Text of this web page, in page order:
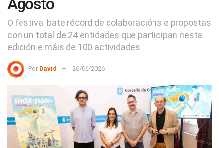
Agosto
O festival bate récord de colaboracións e propostas
con un total de 24 entidades que participan nesta
edición e máis de 100 actividades
Por David 26/06/2026